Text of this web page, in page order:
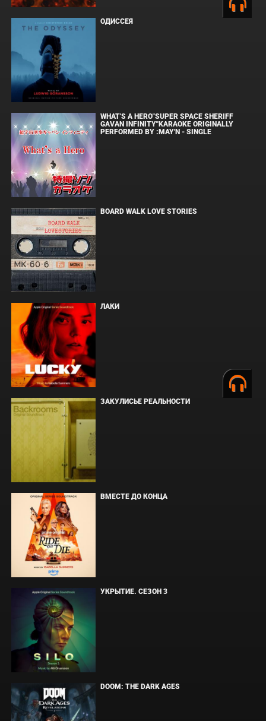
ОДИССЕЯ
WHAT'S A HERO"SUPER SPACE SHERIFF
GAVAN INFINITY"KARAOKE ORIGINALLY
PERFORMED BY :MAY'N - SINGLE
BOARD WALK LOVE STORIES
ЛАКИ
ЗАКУЛИСЬЕ РЕАЛЬНОСТИ
ВМЕСТЕ ДО КОНЦА
УКРЫТИЕ. СЕЗОН 3
DOOM: THE DARK AGES